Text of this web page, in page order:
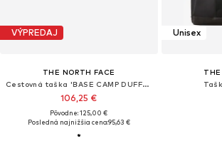
VÝPREDAJ
THE NORTH FACE
Cestovná taška 'BASE CAMP DUFFEL - XS'
106,25 €
Pôvodne: 125,00 €
Posledná najnižšia cena:95,63 €
Unisex
THE